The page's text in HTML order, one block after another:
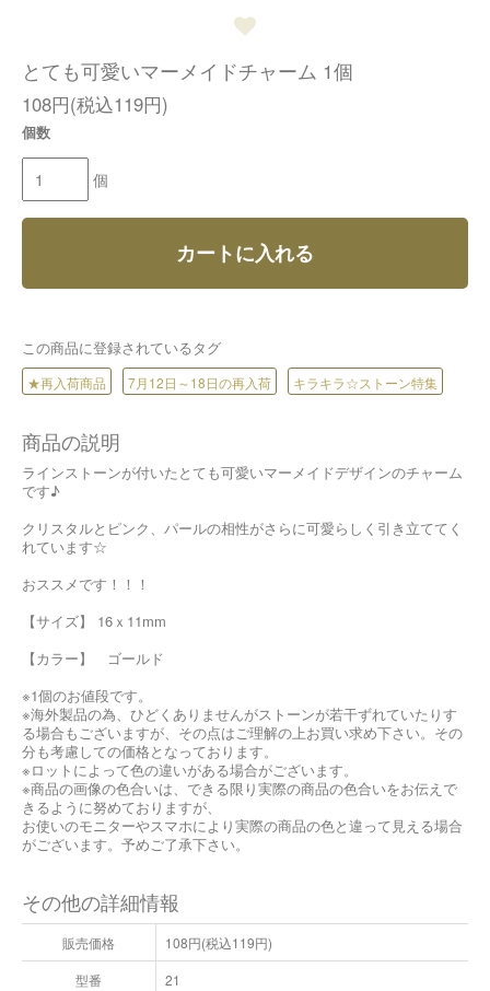
とても可愛いマーメイドチャーム 1個
108円(税込119円)
個数
個
カートに入れる
この商品に登録されているタグ
★再入荷商品 7月12日～18日の再入荷 キラキラ☆ストーン特集
商品の説明
ラインストーンが付いたとても可愛いマーメイドデザインのチャーム
です♪
クリスタルとピンク、パールの相性がさらに可愛らしく引き立ててく
れています☆
おススメです！！！
【サイズ】 16ｘ11mm
【カラー】 ゴールド
※1個のお値段です。
※海外製品の為、ひどくありませんがストーンが若干ずれていたりす
る場合もございますが、その点はご理解の上お買い求め下さい。その
分も考慮しての価格となっております。
※ロットによって色の違いがある場合がございます。
※商品の画像の色合いは、できる限り実際の商品の色合いをお伝えで
きるように努めておりますが、
お使いのモニターやスマホにより実際の商品の色と違って見える場合
がございます。予めご了承下さい。
その他の詳細情報
販売価格
108円(税込119円)
型番
21